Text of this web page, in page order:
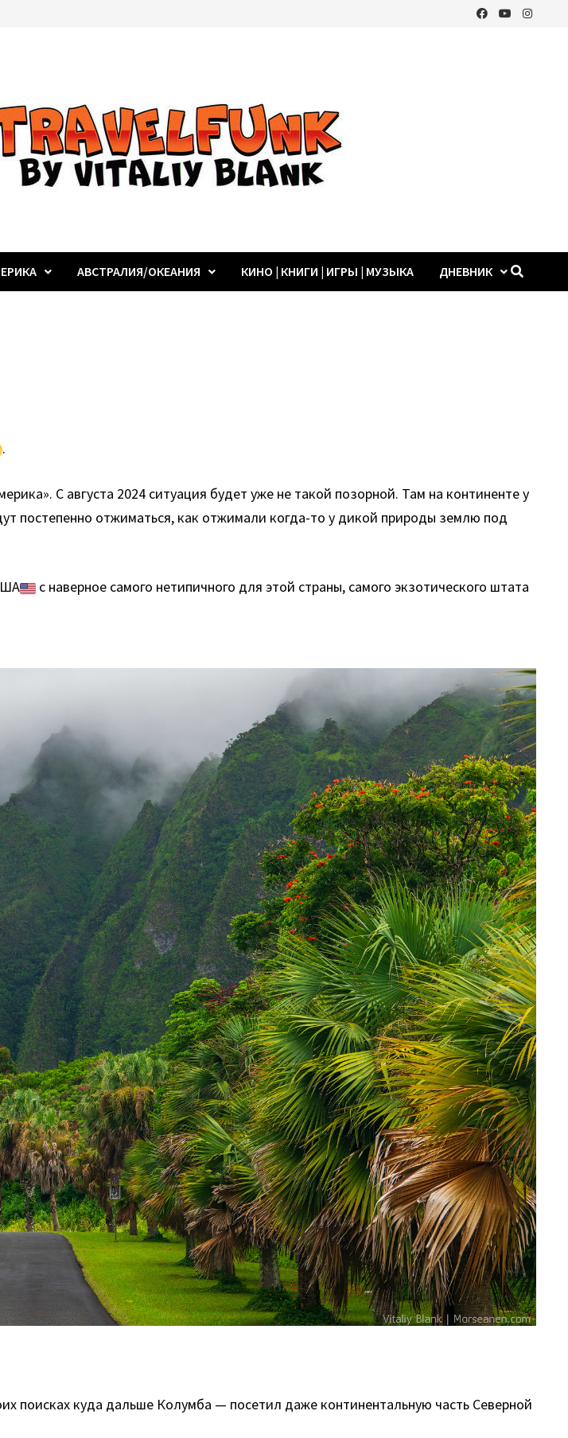
АВСТРАЛИЯ/ОКЕАНИЯ КИНО | КНИГИ | ИГРЫ | МУЗЫКА ДНЕВНИК
.
С августа 2024 ситуация будет уже не такой позорной. Там на континенте у
постепенно отжиматься, как отжимали когда-то у дикой природы землю под
с наверное самого нетипичного для этой страны, самого экзотического штата
поисках куда дальше Колумба — посетил даже континентальную часть Северной